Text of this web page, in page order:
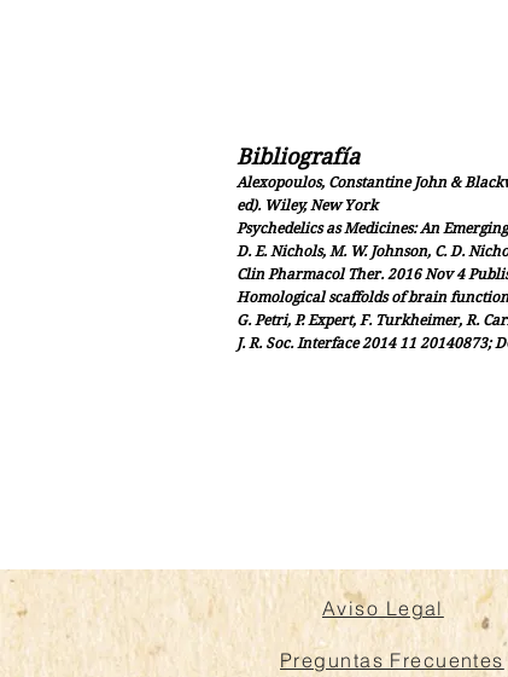
Bibliografía
Alexopoulos, Constantine John &
ed). Wiley, New York
Psychedelics as Medicines: An
D. E. Nichols, M. W. Johnson, C. D.
Clin Pharmacol Ther. 2016 Nov 4
Homological scaffolds of brain
G. Petri, P. Expert, F. Turkheimer, R.
J. R. Soc. Interface 2014 11 20140873;
Aviso Legal
Preguntas Frecuentes